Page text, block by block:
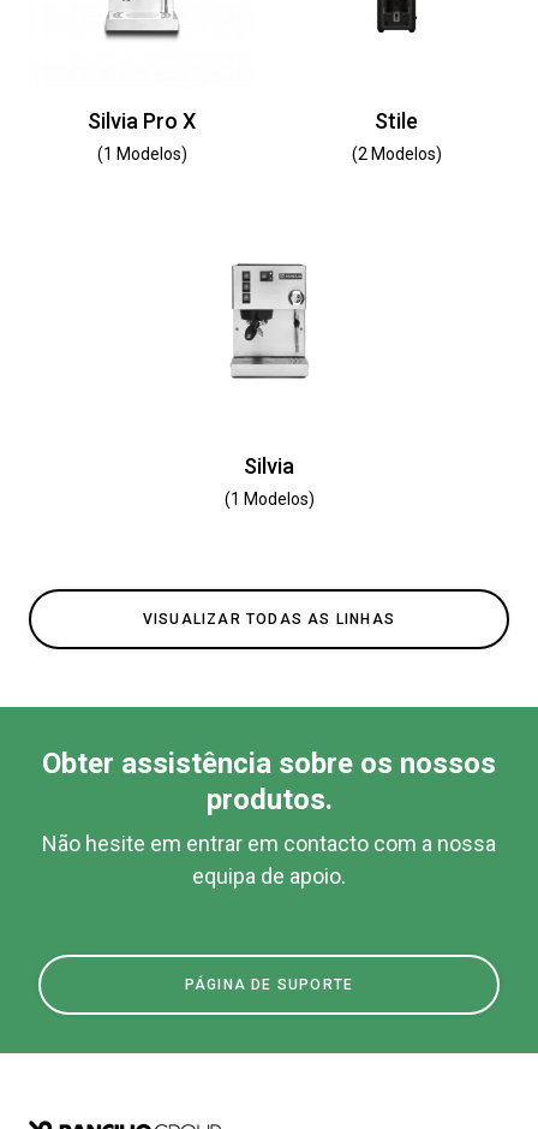
Silvia Pro X
(1 Modelos)
Stile
(2 Modelos)
Silvia
(1 Modelos)
VISUALIZAR TODAS AS LINHAS
Obter assistência sobre os nossos
produtos.
Não hesite em entrar em contacto com a nossa
equipa de apoio.
PÁGINA DE SUPORTE